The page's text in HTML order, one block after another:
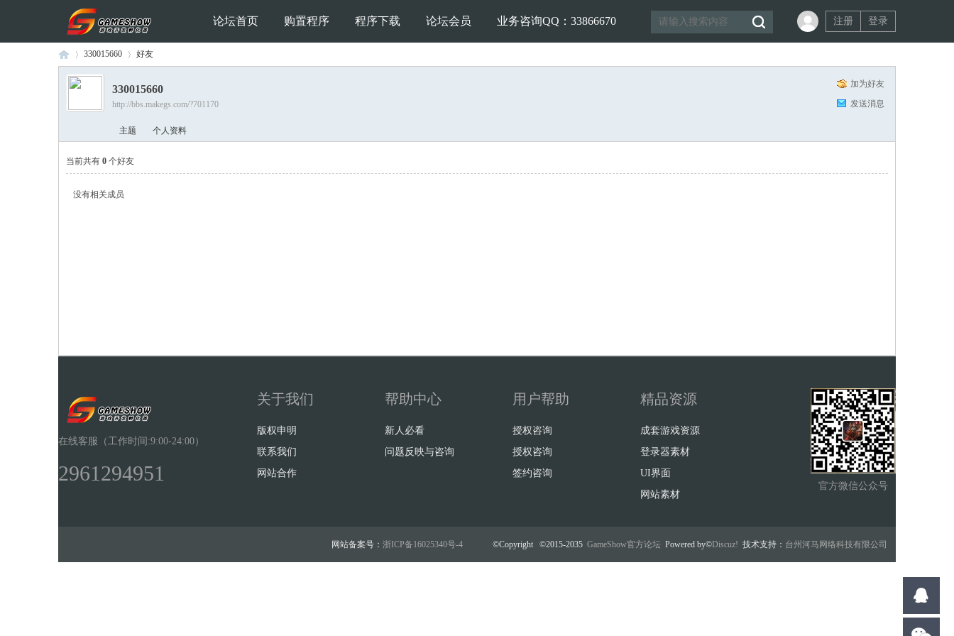
论坛首页 购置程序 程序下载 论坛会员 业务咨询QQ：33866670 注册 登录
›
330015660 好友
加为好友
发送消息
330015660
http://bbs.makegs.com/?701170
主题 个人资料
当前共有 0 个好友
没有相关成员
在线客服（工作时间:9:00-24:00）
2961294951
关于我们
版权申明
联系我们
网站合作
帮助中心
新人必看
问题反映与咨询
用户帮助
授权咨询
授权咨询
签约咨询
精品资源
成套游戏资源
登录器素材
UI界面
网站素材
官方微信公众号
网站备案号： 浙ICP备16025340号-4 ©Copyright ©2015-2035 GameShow官方论坛 Powered by©Discuz! 技术支持： 台州河马网络科技有限公司